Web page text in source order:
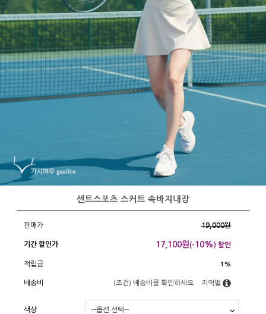
센트스포츠 스커트 속바지내장
판매가 19,000원
기간 할인가 17,100원(- 10%) 할인
적립금 1%
배송비 (조건) 배송비를 확인하세요 지역별
색상